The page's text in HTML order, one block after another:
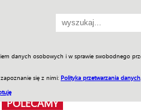
danych osobowych i w sprawie swobodnego
się z nimi: Polityka przetwarzania danych
SKLEP Jednodniówki Praca w
POLECAMY